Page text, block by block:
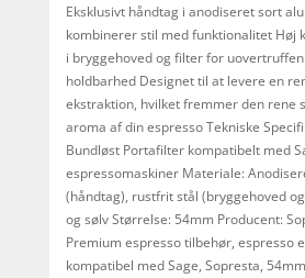
Eksklusivt håndtag i anodiseret sort
kombinerer stil med funktionalitet Høj
i bryggehoved og filter for
holdbarhed Designet til at levere en
ekstraktion, hvilket fremmer den rene
aroma af din espresso Tekniske
Bundløst Portafilter kompatibelt med
espressomaskiner Materiale:
(håndtag), rustfrit stål (bryggehoved
og sølv Størrelse: 54mm Producent:
Premium espresso tilbehør, espresso
kompatibel med Sage, Sopresta,